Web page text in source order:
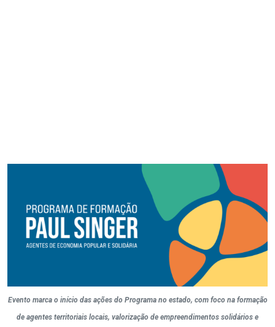
Evento marca o início das ações do Programa no estado, com foco na formação
de agentes territoriais locais, valorização de empreendimentos solidários e